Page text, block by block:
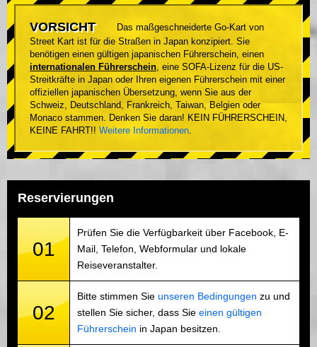
VORSICHT
Das maßgeschneiderte Go-Kart von
Street Kart ist für die Straßen in Japan konzipiert. Sie
benötigen einen gültigen japanischen Führerschein, einen
internationalen Führerschein , eine SOFA-Lizenz für die US-
Streitkräfte in Japan oder Ihren eigenen Führerschein mit einer
offiziellen japanischen Übersetzung, wenn Sie aus der
Schweiz, Deutschland, Frankreich, Taiwan, Belgien oder
Monaco stammen. Denken Sie daran! KEIN FÜHRERSCHEIN,
KEINE FAHRT!! Weitere Informationen
Reservierungen
01
Prüfen Sie die Verfügbarkeit über Facebook, E-
Mail, Telefon, Webformular und lokale
Reiseveranstalter.
02
Bitte stimmen Sie unseren Bedingungen zu und
stellen Sie sicher, dass Sie einen gültigen
Führerschein in Japan besitzen.